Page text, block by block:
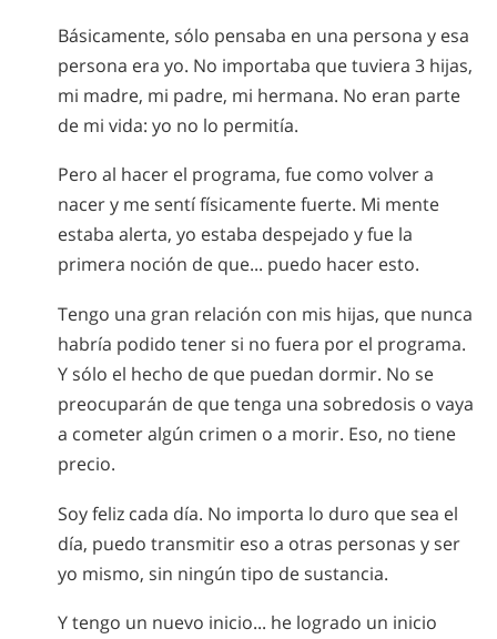
Básicamente, sólo pensaba en una persona y esa
persona era yo. No importaba que tuviera 3 hijas,
mi madre, mi padre, mi hermana. No eran parte
de mi vida: yo no lo permitía.
Pero al hacer el programa, fue como volver a
nacer y me sentí físicamente fuerte. Mi mente
estaba alerta, yo estaba despejado y fue la
primera noción de que... puedo hacer esto.
Tengo una gran relación con mis hijas, que nunca
habría podido tener si no fuera por el programa.
Y sólo el hecho de que puedan dormir. No se
preocuparán de que tenga una sobredosis o vaya
a cometer algún crimen o a morir. Eso, no tiene
precio.
Soy feliz cada día. No importa lo duro que sea el
día, puedo transmitir eso a otras personas y ser
yo mismo, sin ningún tipo de sustancia.
Y tengo un nuevo inicio... he logrado un inicio